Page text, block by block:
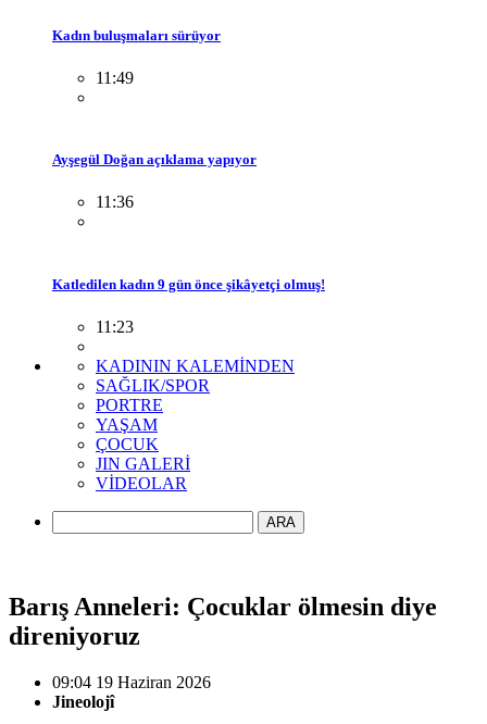
Kadın buluşmaları sürüyor
11:49
Ayşegül Doğan açıklama yapıyor
11:36
Katledilen kadın 9 gün önce şikâyetçi olmuş!
11:23
KADININ KALEMİNDEN
SAĞLIK/SPOR
PORTRE
YAŞAM
ÇOCUK
JIN GALERİ
VİDEOLAR
ARA
Barış Anneleri: Çocuklar ölmesin diye
direniyoruz
09:04 19 Haziran 2026
Jineolojî